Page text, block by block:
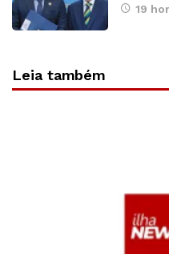
19
Leia também